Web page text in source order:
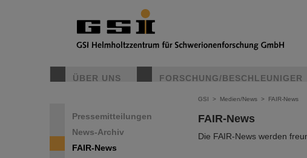
ÜBER UNS FORSCHUNG/BESCHLEUNIGER
Pressemitteilungen
News-Archiv
FAIR-News
GSI > Medien/News > FAIR-News
FAIR-News
Die FAIR-News werden